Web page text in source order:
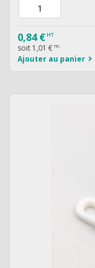
0,84 € HT
soit 1,01 € TTC
Ajouter au panier